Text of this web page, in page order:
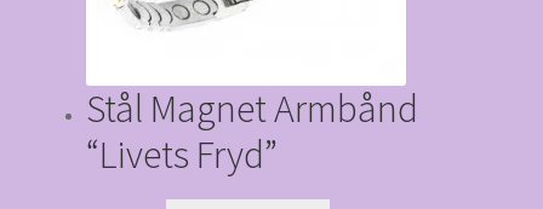
Stål Magnet Armbånd
“Livets Fryd”